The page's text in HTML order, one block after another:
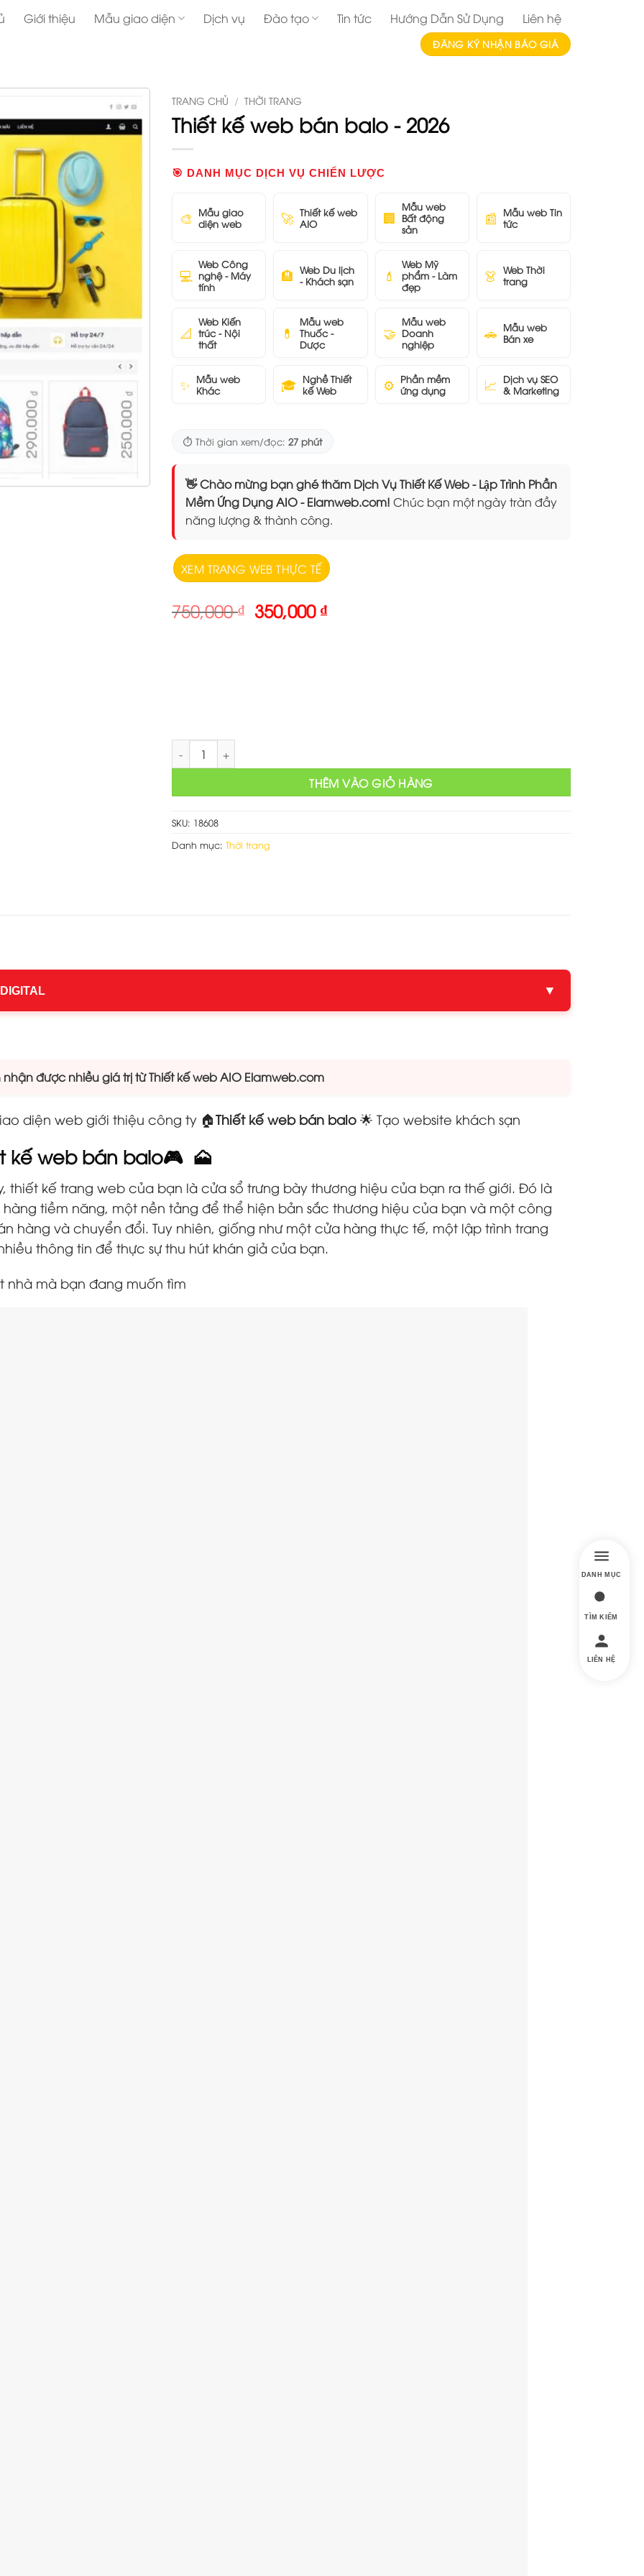
Giới thiệu Mẫu giao diện Dịch vụ Đào tạo Tin tức Hướng Dẫn Sử Dụng Liên hệ
ĐĂNG KÝ NHẬN BÁO GIÁ
TRANG CHỦ / THỜI TRANG
Thiết kế web bán balo - 2026
🎯 DANH MỤC DỊCH VỤ CHIẾN LƯỢC
🎨
Mẫu giao
diện web
🚀 Thiết kế web
AIO
🏢
Mẫu web
Bất động
sản
📰
Mẫu web Tin
tức
💻
Web Công
nghệ - Máy
tính
🏨 Web Du lịch
- Khách sạn
💄
Web Mỹ
phẩm - Làm
đẹp
👗 Web Thời
trang
📐
Web Kiến
trúc - Nội
thất
💊
Mẫu web
Thuốc -
Dược
🤝
Mẫu web
Doanh
nghiệp
🚗 Mẫu web
Bán xe
✨ Mẫu web
Khác
🎓 Nghề Thiết
kế Web
⚙️ Phần mềm
ứng dụng
📈
Dịch vụ SEO
& Marketing
⏱️ Thời gian xem/đọc: 27 phút
👋 Chào mừng bạn ghé thăm Dịch Vụ Thiết Kế Web - Lập Trình Phần
Mềm Ứng Dụng AIO - Elamweb.com! Chúc bạn một ngày tràn đầy
năng lượng & thành công.
XEM TRANG WEB THỰC TẾ
750,000₫ Giá
gốc
350,000₫Giá
THÊM VÀO GIỎ HÀNG
SKU: 18608
Danh mục: Thời trang
▼
được nhiều giá trị từ Thiết kế web AIO Elamweb.com
diện web giới thiệu công ty 🏠Thiết kế web bán balo 🌟 Tạo website khách sạn
kế web bán balo🎮 🗻
thiết kế trang web của bạn là cửa sổ trưng bày thương hiệu của bạn ra thế giới. Đó là
tiềm năng, một nền tảng để thể hiện bản sắc thương hiệu của bạn và một công
hàng và chuyển đổi. Tuy nhiên, giống như một cửa hàng thực tế, một lập trình trang
thông tin để thực sự thu hút khán giả của bạn.
nhà mà bạn đang muốn tìm
DANH MỤC
TÌM KIẾM
LIÊN HỆ